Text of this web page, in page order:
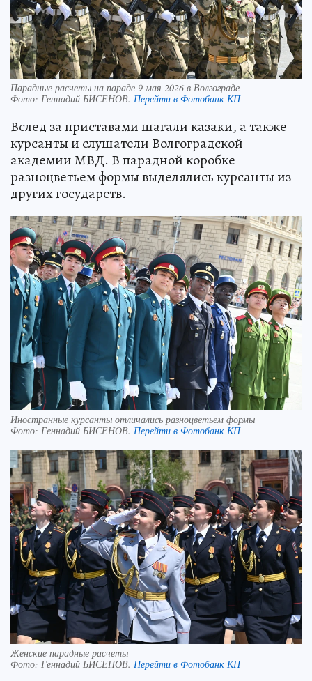
Парадные расчеты на параде 9 мая 2026 в Волгограде
Фото: Геннадий БИСЕНОВ. Перейти в Фотобанк КП
Вслед за приставами шагали казаки, а также
курсанты и слушатели Волгоградской
академии МВД. В парадной коробке
разноцветьем формы выделялись курсанты из
других государств.
Иностранные курсанты отличались разноцветьем формы
Фото: Геннадий БИСЕНОВ. Перейти в Фотобанк КП
Женские парадные расчеты
Фото: Геннадий БИСЕНОВ. Перейти в Фотобанк КП